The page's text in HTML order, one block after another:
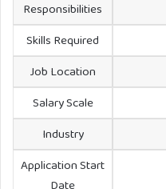
Responsibilities
Skills Required
Job Location
Salary Scale
Industry
Application Start
Date